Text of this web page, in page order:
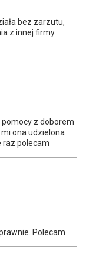
bez zarzutu,
z innej firmy.
z doborem
ona udzielona
raz polecam
Polecam